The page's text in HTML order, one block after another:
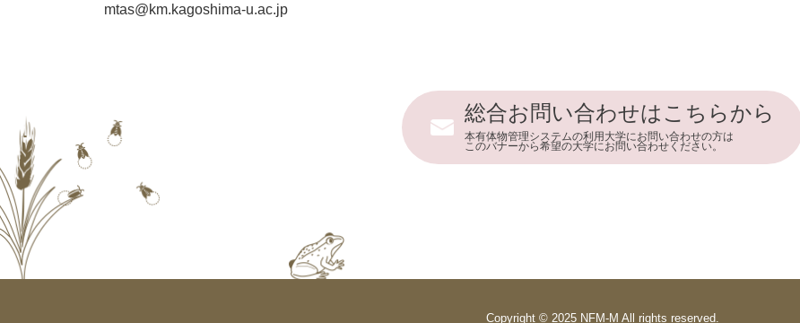
mtas@km.kagoshima-u.ac.jp
総合お問い合わせはこちらから
本有体物管理システムの利用大学にお問い合わせの方は
このバナーから希望の大学にお問い合わせください。
Copyright © 2025 NFM-M All rights reserved.